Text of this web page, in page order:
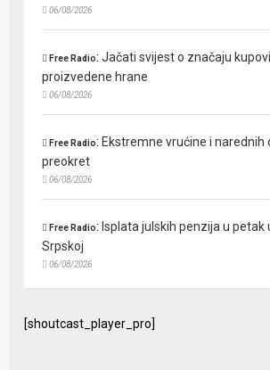
06/08/2026
Free Radio:Jačati svijest o značaju
proizvedene hrane
06/08/2026
Free Radio: Ekstremne vrućine i narednih
preokret
06/08/2026
Free Radio: Isplata julskih penzija u petak
Srpskoj
06/08/2026
[shoutcast_player_pro]